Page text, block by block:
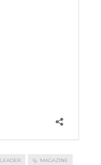
LEADER MAGAZINE